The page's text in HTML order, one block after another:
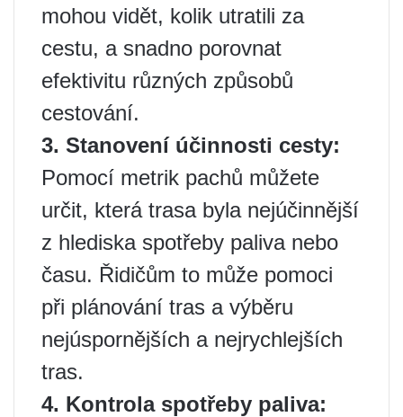
mohou vidět, kolik utratili za
cestu, a snadno porovnat
efektivitu různých způsobů
cestování.
3. Stanovení účinnosti cesty:
Pomocí metrik pachů můžete
určit, která trasa byla nejúčinnější
z hlediska spotřeby paliva nebo
času. Řidičům to může pomoci
při plánování tras a výběru
nejúspornějších a nejrychlejších
tras.
4. Kontrola spotřeby paliva: